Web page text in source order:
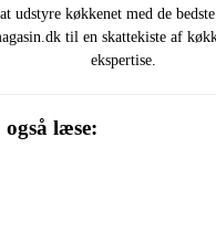
udstyre køkkenet med de
til en skattekiste af
ekspertise.
læse: